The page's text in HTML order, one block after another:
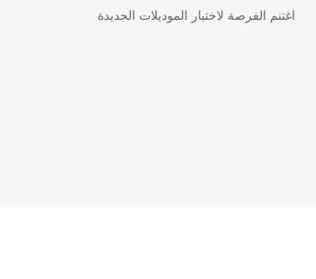
اغتنم الفرصة لاختبار الموديلات الجديدة